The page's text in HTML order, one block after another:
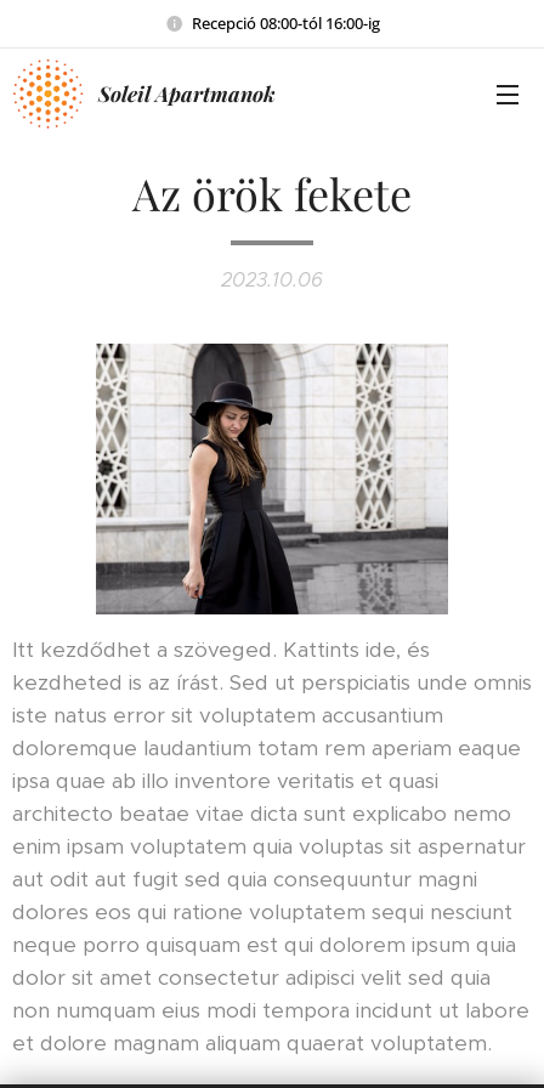
Recepció 08:00-tól 16:00-ig
Soleil Apartmanok
Az örök fekete
2023.10.06
Itt kezdődhet a szöveged. Kattints ide, és
kezdheted is az írást. Sed ut perspiciatis unde omnis
iste natus error sit voluptatem accusantium
doloremque laudantium totam rem aperiam eaque
ipsa quae ab illo inventore veritatis et quasi
architecto beatae vitae dicta sunt explicabo nemo
enim ipsam voluptatem quia voluptas sit aspernatur
aut odit aut fugit sed quia consequuntur magni
dolores eos qui ratione voluptatem sequi nesciunt
neque porro quisquam est qui dolorem ipsum quia
dolor sit amet consectetur adipisci velit sed quia
non numquam eius modi tempora incidunt ut labore
et dolore magnam aliquam quaerat voluptatem.